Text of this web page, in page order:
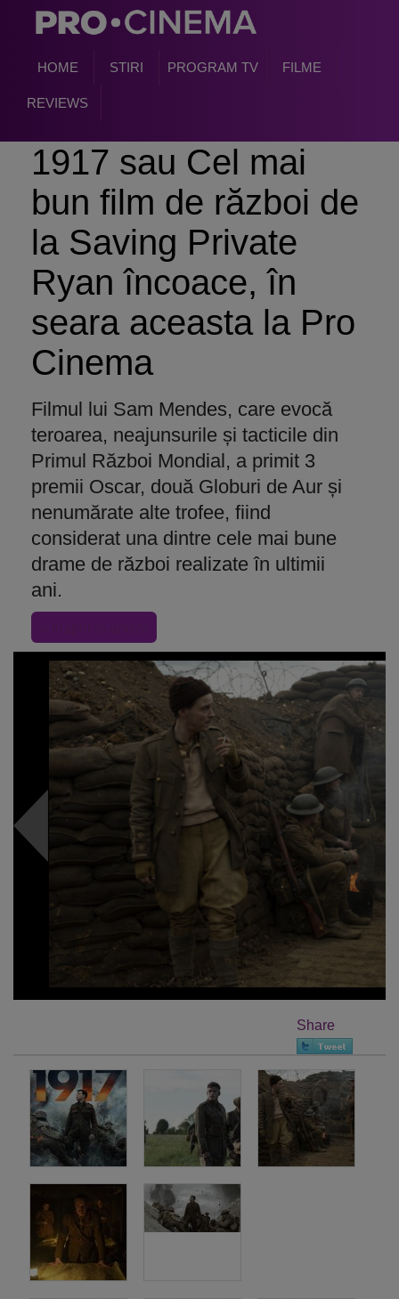
HOME STIRI PROGRAM TV FILME
REVIEWS
1917 sau Cel mai
bun film de război de
la Saving Private
Ryan încoace, în
seara aceasta la Pro
Cinema
Filmul lui Sam Mendes, care evocă
teroarea, neajunsurile și tacticile din
Primul Război Mondial, a primit 3
premii Oscar, două Globuri de Aur și
nenumărate alte trofee, fiind
considerat una dintre cele mai bune
drame de război realizate în ultimii
ani.
Share